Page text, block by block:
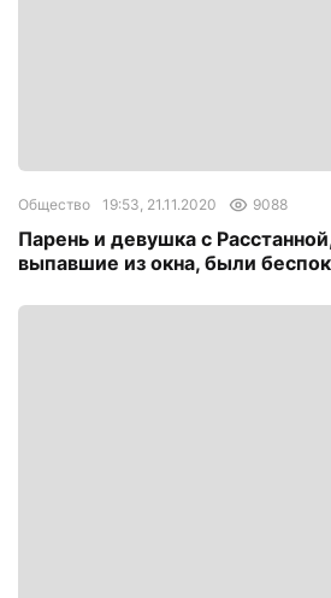
Общество 19:53, 21.11.2020 9088
Парень и девушка с
выпавшие из окна, были